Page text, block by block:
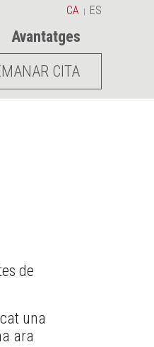
CA | ES
Avantatges
CITA
de
una
ara